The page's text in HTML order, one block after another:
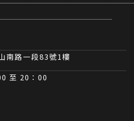
南路一段83號1樓
至 20：00